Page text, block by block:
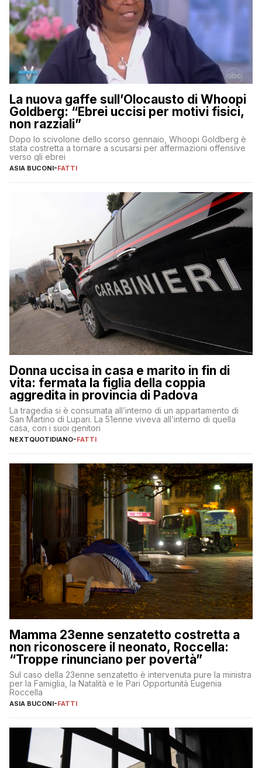
La nuova gaffe sull’Olocausto di Whoopi
Goldberg: “Ebrei uccisi per motivi fisici,
non razziali”
Dopo lo scivolone dello scorso gennaio, Whoopi Goldberg è
stata costretta a tornare a scusarsi per affermazioni offensive
verso gli ebrei
ASIA BUCONI-FATTI
Donna uccisa in casa e marito in fin di
vita: fermata la figlia della coppia
aggredita in provincia di Padova
La tragedia si è consumata all’interno di un appartamento di
San Martino di Lupari. La 51enne viveva all’interno di quella
casa, con i suoi genitori
NEXTQUOTIDIANO-FATTI
Mamma 23enne senzatetto costretta a
non riconoscere il neonato, Roccella:
“Troppe rinunciano per povertà”
Sul caso della 23enne senzatetto è intervenuta pure la ministra
per la Famiglia, la Natalità e le Pari Opportunità Eugenia
Roccella
ASIA BUCONI-FATTI